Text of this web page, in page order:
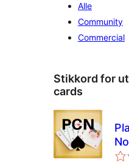
Alle
Community
Commercial
Stikkord for
cards